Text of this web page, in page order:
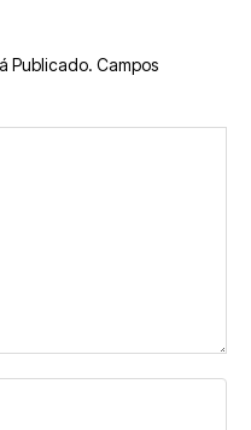
Publicado. Campos